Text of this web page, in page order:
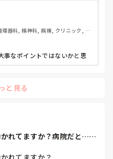
りを持って』ということで
間1年目のように勉強したり
勤務よりも外来とか健診セ
ウチの部署もスタッフが足
。前向きに捉えて看護師は
決まってませんが、異動確
とは自分でも反省していま
と思っています。
器科, 精神科, 病棟, クリニック, リ
事なポイントではないかと思
、人間関係は良好でも、どう
とは全然違う業務になるの
気持ちがあるのであれば、ご
きたくない場所に行かされて
と見る
れてますか？病院だと…や
れてますか？